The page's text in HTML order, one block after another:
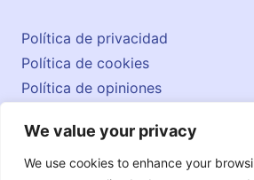
We value your privacy
We use cookies to enhance your
© 2026 englishatlas.es
Política de privacidad
Política de cookies
Política de opiniones
Contacto